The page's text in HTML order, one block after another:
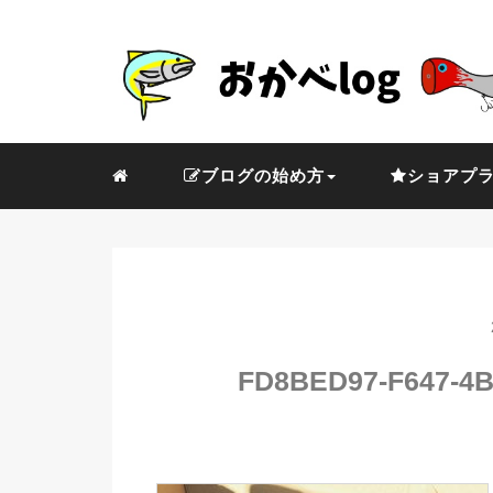
ブログの始め方 ショアプ
FD8BED97-F647-